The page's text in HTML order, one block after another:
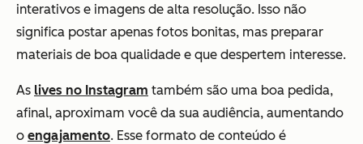
interativos e imagens de alta resolução. Isso não
significa postar apenas fotos bonitas, mas preparar
materiais de boa qualidade e que despertem interesse.
As lives no Instagram também são uma boa pedida,
afinal, aproximam você da sua audiência, aumentando
o engajamento. Esse formato de conteúdo é